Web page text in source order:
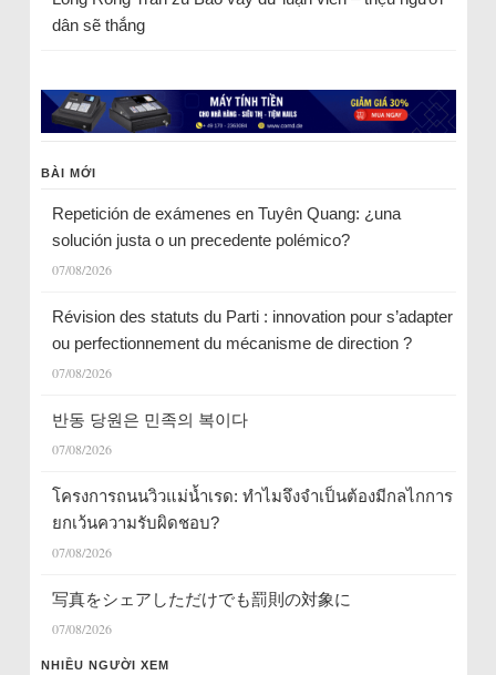
dân sẽ thắng
BÀI MỚI
Repetición de exámenes en Tuyên Quang: ¿una
solución justa o un precedente polémico?
07/08/2026
Révision des statuts du Parti : innovation pour s’adapter
ou perfectionnement du mécanisme de direction ?
07/08/2026
반동 당원은 민족의 복이다
07/08/2026
โครงการถนนวิวแม่น้ำเรด: ทำไมจึงจำเป็นต้องมีกลไกการ
ยกเว้นความรับผิดชอบ?
07/08/2026
写真をシェアしただけでも罰則の対象に
07/08/2026
NHIỀU NGƯỜI XEM